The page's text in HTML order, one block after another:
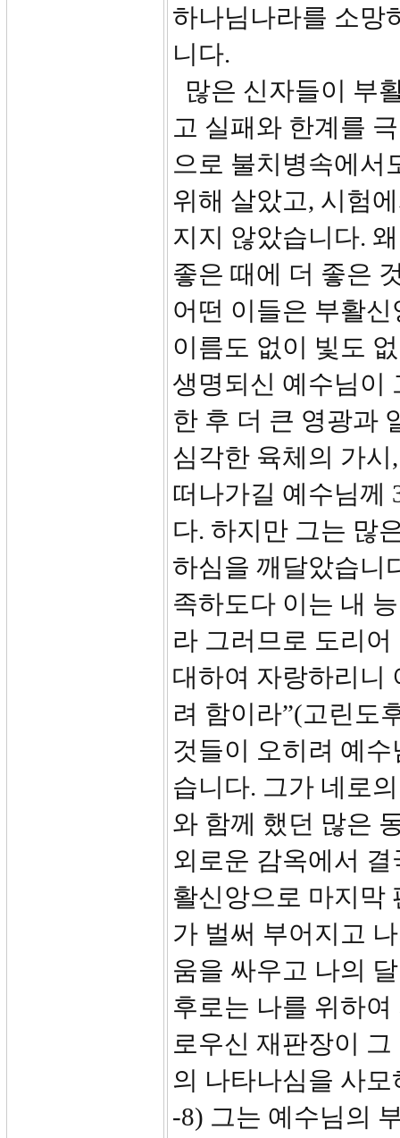
하나님나라를 소망
니다.
많은 신자들이 부
고 실패와 한계를
으로 불치병속에서
위해 살았고, 시험
지지 않았습니다.
좋은 때에 더 좋은
어떤 이들은 부활
이름도 없이 빛도
생명되신 예수님이
한 후 더 큰 영광과
심각한 육체의 가
떠나가길 예수님께
다. 하지만 그는 많
하심을 깨달았습니
족하도다 이는 내
라 그러므로 도리
대하여 자랑하리니
려 함이라”(고린도
것들이 오히려 예
습니다. 그가 네로
와 함께 했던 많은
외로운 감옥에서
활신앙으로 마지막
가 벌써 부어지고
움을 싸우고 나의
후로는 나를 위하
로우신 재판장이
의 나타나심을 사
-8) 그는 예수님의